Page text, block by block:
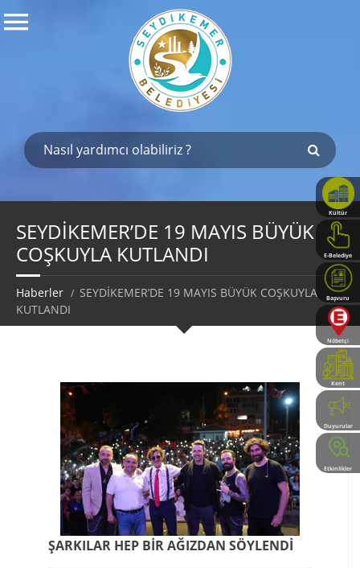
Kültür
Haritası
E-Belediye
Başvuru
Rehberi
Nöbetçi
Eczaneler
Kent
Rehberi
Duyurular
Etkinlikler
SEYDİKEMER’DE 19 MAYIS BÜYÜK
COŞKUYLA KUTLANDI
Haberler
SEYDİKEMER’DE 19 MAYIS BÜYÜK COŞKUYLA
KUTLANDI
ŞARKILAR HEP BİR AĞIZDAN SÖYLENDİ